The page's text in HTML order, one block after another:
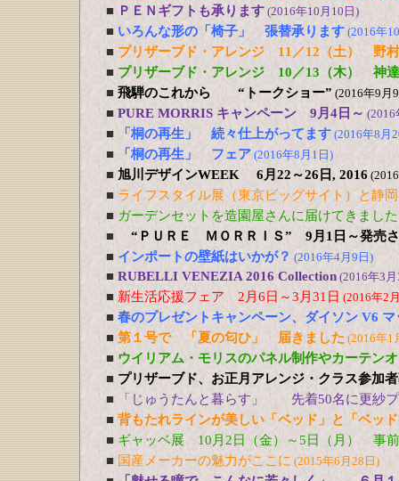
■
ＰＥＮギフトも承ります (2016年10月10日)
■ いろんな形の「椅子」 張替承ります (2016年
■ プリザーブド・アレンジ 11／12（土） 野
■ プリザーブド・アレンジ 10／13（木） 神
■ 飛騨のこれから “トークショー” (2016年9月
■ PURE MORRIS キャンペーン 9月4日～ (2016
■ 「桐の再生」 続々仕上がってます (2016年8月
■ 「桐の再生」 フェア (2016年8月1日)
■ 旭川デザインWEEK 6月22～26日, 2016
■ ライフスタイル展（東京ビッグサイト）と静
■ ガーデンセットを造園屋さんに届けてきまし
■
“ＰＵＲＥ ＭＯＲＲＩＳ” 9月1日～発売
■ インポートの壁紙はいかが？ (2016年4月9日)
■ RUBELLI VENEZIA 2016 Collection (2016年3
■ 新生活応援フェア 2月6日～3月31日 (2016年2
■ 春のプレゼントキャンペーン、ダイソン V6
■ 第１号で 「夏の匂ひ」 届きました (2016年1
■ ウイリアム・モリスのパネル制作やカーテン
■ プリザーブド、お正月アレンジ・クラス参加
■
「じゅうたんと暮らす」 先着50名に更紗プ
■ 背もたれラインが美しい「ベッド」と「ベッ
■ ギャッベ展 10月2日（金）～5日（月） 事
■ 国産メーカーの魅力がここに (2015年6月28日)